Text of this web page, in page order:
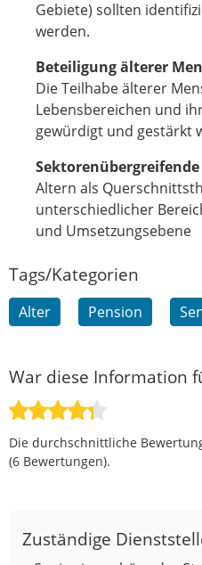
Gebiete) sollten
werden.
Beteiligung älterer
Die Teilhabe älterer
Lebensbereichen und
gewürdigt und gestärkt
Altern als
unterschiedlicher
und Umsetzungsebene
Tags/Kategorien
Alter Pension
War diese Information
Die durchschnittliche
(6 Bewertungen).
Zuständige